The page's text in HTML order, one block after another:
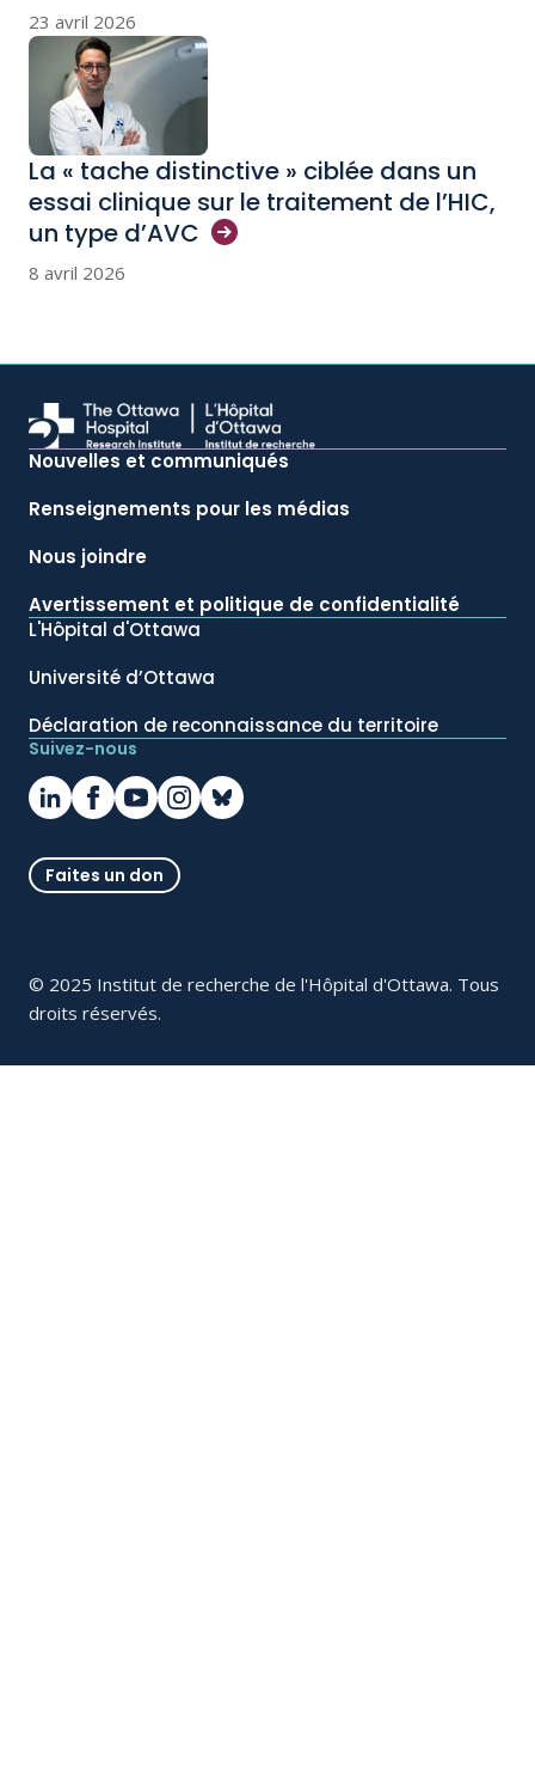
23 avril 2026
La « tache distinctive » ciblée dans un
essai clinique sur le traitement de l’HIC,
un type d’AVC
8 avril 2026
Nouvelles et communiqués
Renseignements pour les médias
Nous joindre
Avertissement et politique de confidentialité
L'Hôpital d'Ottawa
Université d’Ottawa
Déclaration de reconnaissance du territoire
Suivez-nous
Faites un don
© 2025 Institut de recherche de l'Hôpital d'Ottawa. Tous
droits réservés.